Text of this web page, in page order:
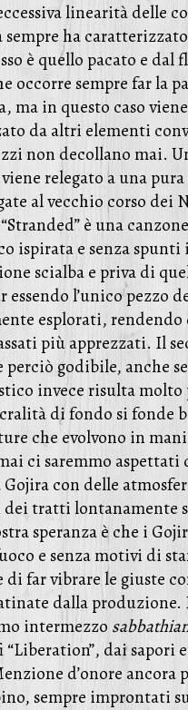
linearità delle
ha
è quello pacato e
occorre sempre far la
ma in questo caso
da altri elementi
non decollano mai.
relegato a una pura
al vecchio corso dei
è una
e senza spunti
scialba e priva di
l’unico pezzo
esplorati, rendendo
più apprezzati. Il
godibile, anche
invece risulta
di fondo si
che evolvono in
ci saremmo aspettati
con delle
dei tratti
speranza è che i
e senza motivi di
far vibrare le giuste
dalla
intermezzo
dai
d’onore
sempre improntati